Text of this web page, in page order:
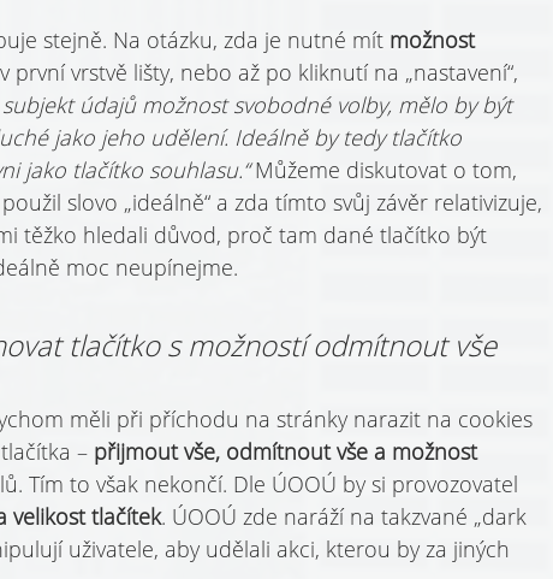
stejně. Na otázku, zda je nutné mít možnost
první vrstvě lišty, nebo až po kliknutí na „nastavení“,
subjekt údajů možnost svobodné volby, mělo by být
jako jeho udělení. Ideálně by tedy tlačítko
jako tlačítko souhlasu.“ Můžeme diskutovat o tom,
slovo „ideálně“ a zda tímto svůj závěr relativizuje,
těžko hledali důvod, proč tam dané tlačítko být
moc neupínejme.
tlačítko s možností odmítnout vše
měli při příchodu na stránky narazit na cookies
– přijmout vše, odmítnout vše a možnost
Tím to však nekončí. Dle ÚOOÚ by si provozovatel
velikost tlačítek. ÚOOÚ zde naráží na takzvané „dark
uživatele, aby udělali akci, kterou by za jiných